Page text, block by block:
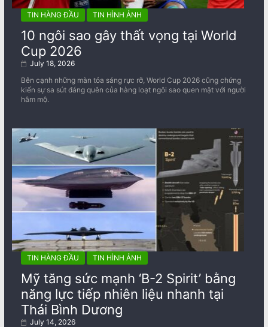
TIN HÀNG ĐẦU TIN HÌNH ẢNH
10 ngôi sao gây thất vọng tại World
Cup 2026
July 18, 2026
Bên cạnh những màn tỏa sáng rực rỡ, World Cup 2026 cũng chứng
kiến sự sa sút đáng quên của hàng loạt ngôi sao quen mặt với người
hâm mộ.
TIN HÀNG ĐẦU TIN HÌNH ẢNH
Mỹ tăng sức mạnh ‘B-2 Spirit’ bằng
năng lực tiếp nhiên liệu nhanh tại
Thái Bình Dương
July 14, 2026